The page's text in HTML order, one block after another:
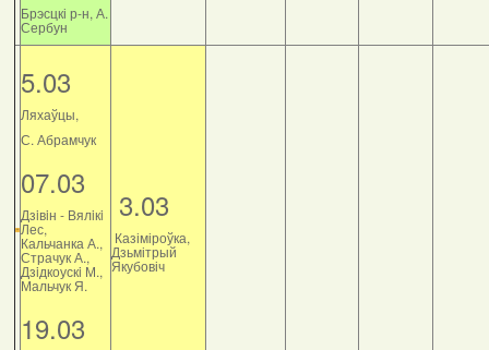
Брэсцкі р-н, А.
Сербун
5.03
Ляхаўцы,
С. Абрамчук
07.03
Дзiвiн - Вялiкi
Лес,
Кальчанка А.,
Страчук А.,
Дзiдкоускi М.,
Мальчук Я.
19.03
3.03
Казіміроўка,
Дзьмітрый
Якубовіч